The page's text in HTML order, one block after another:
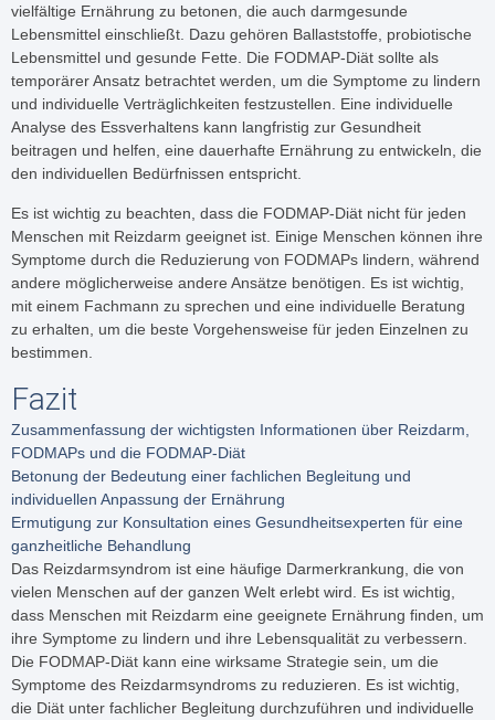
vielfältige Ernährung zu betonen, die auch darmgesunde
Lebensmittel einschließt. Dazu gehören Ballaststoffe, probiotische
Lebensmittel und gesunde Fette. Die FODMAP-Diät sollte als
temporärer Ansatz betrachtet werden, um die Symptome zu lindern
und individuelle Verträglichkeiten festzustellen. Eine individuelle
Analyse des Essverhaltens kann langfristig zur Gesundheit
beitragen und helfen, eine dauerhafte Ernährung zu entwickeln, die
den individuellen Bedürfnissen entspricht.
Es ist wichtig zu beachten, dass die FODMAP-Diät nicht für jeden
Menschen mit Reizdarm geeignet ist. Einige Menschen können ihre
Symptome durch die Reduzierung von FODMAPs lindern, während
andere möglicherweise andere Ansätze benötigen. Es ist wichtig,
mit einem Fachmann zu sprechen und eine individuelle Beratung
zu erhalten, um die beste Vorgehensweise für jeden Einzelnen zu
bestimmen.
Fazit
Zusammenfassung der wichtigsten Informationen über Reizdarm,
FODMAPs und die FODMAP-Diät
Betonung der Bedeutung einer fachlichen Begleitung und
individuellen Anpassung der Ernährung
Ermutigung zur Konsultation eines Gesundheitsexperten für eine
ganzheitliche Behandlung
Das Reizdarmsyndrom ist eine häufige Darmerkrankung, die von
vielen Menschen auf der ganzen Welt erlebt wird. Es ist wichtig,
dass Menschen mit Reizdarm eine geeignete Ernährung finden, um
ihre Symptome zu lindern und ihre Lebensqualität zu verbessern.
Die FODMAP-Diät kann eine wirksame Strategie sein, um die
Symptome des Reizdarmsyndroms zu reduzieren. Es ist wichtig,
die Diät unter fachlicher Begleitung durchzuführen und individuelle